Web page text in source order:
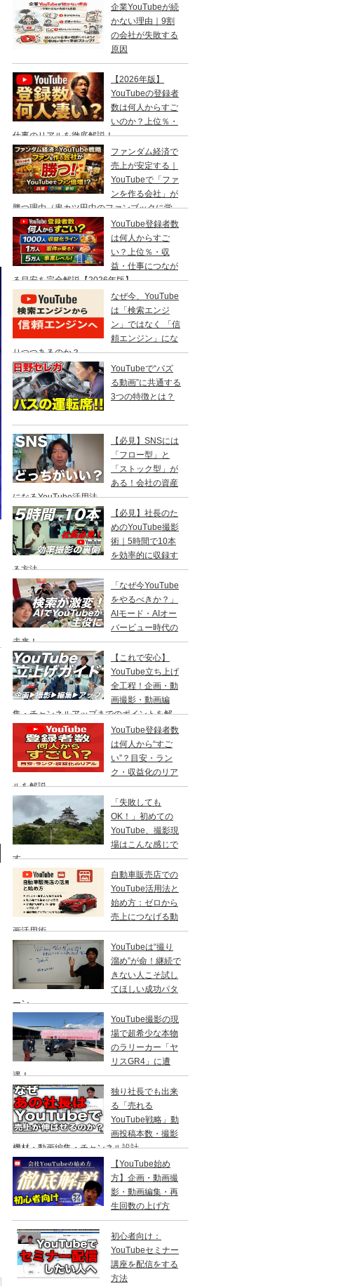
企業YouTubeが続
かない理由｜9割
の会社が失敗する
原因
【2026年版】
YouTubeの登録者
数は何人からすご
いのか？上位％・
仕事のリアルを徹底解説！
ファンダム経済で
売上が安定する｜
YouTubeで「ファ
ンを作る会社」が
勝つ理由（串カツ田中のファンブックに学
ぶ）
YouTube登録者数
は何人からすご
い？上位％・収
益・仕事につなが
る目安を完全解説【2026年版】
なぜ今、YouTube
は「検索エンジ
ン」ではなく 「信
頼エンジン」にな
りつつあるのか？
YouTubeで“バズ
る動画”に共通する
3つの特徴とは？
【必見】SNSには
「フロー型」と
「ストック型」が
ある！会社の資産
になるYouTube活用法
【必見】社長のた
めのYouTube撮影
術｜5時間で10本
を効率的に収録す
る方法
「なぜ今YouTube
をやるべきか？」
AIモード・AIオー
バービュー時代の
未来！
【これで安心】
YouTube立ち上げ
全工程！企画・動
画撮影・動画編
集・チャンネルアップまでのポイントを解
説 静岡沼津出張
YouTube登録者数
は何人から“すご
い”？目安・ラン
ク・収益化のリア
ルを解説
「失敗しても
OK！」初めての
YouTube、撮影現
場はこんな感じで
す
自動車販売店での
YouTube活用法と
始め方：ゼロから
売上につなげる動
画活用術
YouTubeは“撮り
溜め”が命！継続で
きない人こそ試し
てほしい成功パタ
ーン
YouTube撮影の現
場で超希少な本物
のラリーカー「ヤ
リスGR4」に遭
遇！
独り社長でも出来
る「売れる
YouTube戦略」動
画投稿本数・撮影
機材・動画編集・チャンネル設計
【YouTube始め
方】企画・動画撮
影・動画編集・再
生回数の上げ方
初心者向け：
YouTubeセミナー
講座を配信をする
方法